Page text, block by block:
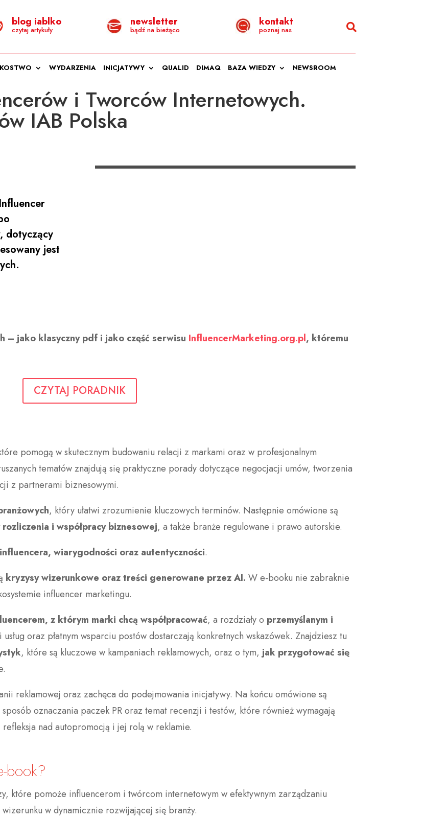
blog iablko
czytaj artykuły
newsletter
bądź na bieżąco
kontakt
poznaj nas
WYDARZENIA INICJATYWY QUALID DIMAQ BAZA WIEDZY NEWSROOM
i Tworców Internetowych.
IAB Polska
dotyczący
jest
– jako klasyczny pdf i jako część serwisu InfluencerMarketing.org.pl, któremu
CZYTAJ PORADNIK
pomogą w skutecznym budowaniu relacji z markami oraz w profesjonalnym
tematów znajdują się praktyczne porady dotyczące negocjacji umów, tworzenia
z partnerami biznesowymi.
, który ułatwi zrozumienie kluczowych terminów. Następnie omówione są
i współpracy biznesowej, a także branże regulowane i prawo autorskie.
wiarygodności oraz autentyczności.
kryzysy wizerunkowe oraz treści generowane przez AI. W e-booku nie zabraknie
influencer marketingu.
z którym marki chcą współpracować, a rozdziały o przemyślanym i
oraz płatnym wsparciu postów dostarczają konkretnych wskazówek. Znajdziesz tu
, które są kluczowe w kampaniach reklamowych, oraz o tym, jak przygotować się
reklamowej oraz zachęca do podejmowania inicjatywy. Na końcu omówione są
sposób oznaczania paczek PR oraz temat recenzji i testów, które również wymagają
nad autopromocją i jej rolą w reklamie.
book?
które pomoże influencerom i twórcom internetowym w efektywnym zarządzaniu
w dynamicznie rozwijającej się branży.